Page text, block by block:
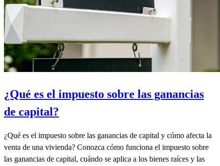
¿Qué es el impuesto sobre las ganancias
de capital?
¿Qué es el impuesto sobre las ganancias de capital y cómo afecta la
venta de una vivienda? Conozca cómo funciona el impuesto sobre
las ganancias de capital, cuándo se aplica a los bienes raíces y las